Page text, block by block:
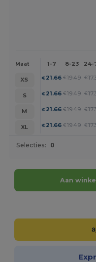
Maat 1-7 8-23 24-
XS €21.66 € 19.49 €
S
€21.66 € 19.49 €
M
€21.66 € 19.49 €
XL
€21.66 € 19.49 €
Selecties: 0
Aan